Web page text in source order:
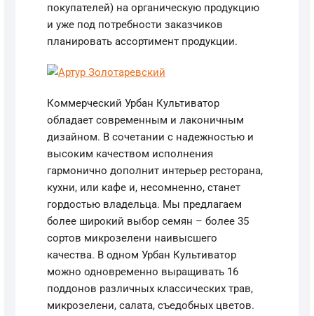
покупателей) на органическую продукцию
и уже под потребности заказчиков
планировать ассортимент продукции.
Коммерческий Урбан Культиватор
обладает современным и лаконичным
дизайном. В сочетании с надежностью и
высоким качеством исполнения
гармонично дополнит интерьер ресторана,
кухни, или кафе и, несомненно, станет
гордостью владельца. Мы предлагаем
более широкий выбор семян – более 35
сортов микрозелени наивысшего
качества. В одном Урбан Культиватор
можно одновременно выращивать 16
поддонов различных классических трав,
микрозелени, салата, съедобных цветов.